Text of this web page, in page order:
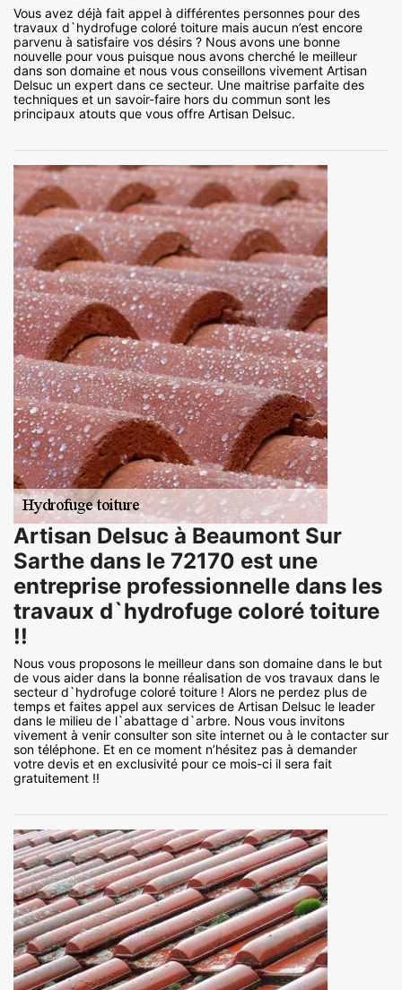
Vous avez déjà fait appel à différentes personnes pour des
travaux d`hydrofuge coloré toiture mais aucun n’est encore
parvenu à satisfaire vos désirs ? Nous avons une bonne
nouvelle pour vous puisque nous avons cherché le meilleur
dans son domaine et nous vous conseillons vivement Artisan
Delsuc un expert dans ce secteur. Une maitrise parfaite des
techniques et un savoir-faire hors du commun sont les
principaux atouts que vous offre Artisan Delsuc.
Artisan Delsuc à Beaumont Sur
Sarthe dans le 72170 est une
entreprise professionnelle dans les
travaux d`hydrofuge coloré toiture
!!
Nous vous proposons le meilleur dans son domaine dans le but
de vous aider dans la bonne réalisation de vos travaux dans le
secteur d`hydrofuge coloré toiture ! Alors ne perdez plus de
temps et faites appel aux services de Artisan Delsuc le leader
dans le milieu de l`abattage d`arbre. Nous vous invitons
vivement à venir consulter son site internet ou à le contacter sur
son téléphone. Et en ce moment n’hésitez pas à demander
votre devis et en exclusivité pour ce mois-ci il sera fait
gratuitement !!